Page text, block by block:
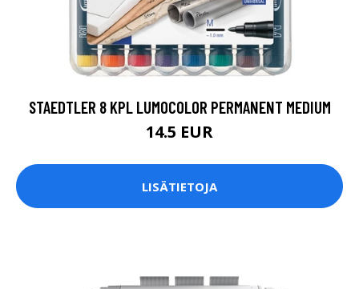
STAEDTLER 8 KPL LUMOCOLOR PERMANENT MEDIUM
14.5 EUR
LISÄTIETOJA